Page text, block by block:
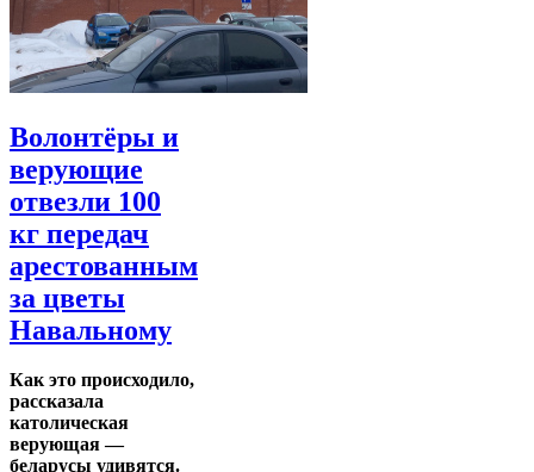
Волонтёры и
верующие
отвезли 100
кг передач
арестованным
за цветы
Навальному
Как это происходило,
рассказала
католическая
верующая —
беларусы удивятся.